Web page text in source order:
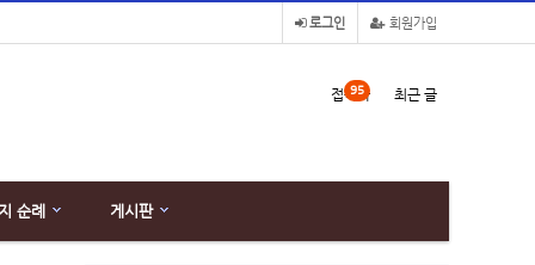
회원가입
로그인
접속자
95 최근 글
순례 게시판